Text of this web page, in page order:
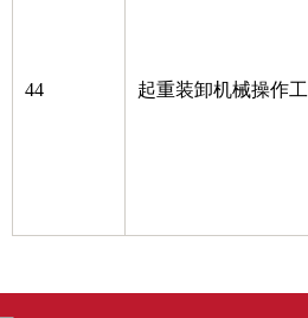
44 起重装卸机械操作工